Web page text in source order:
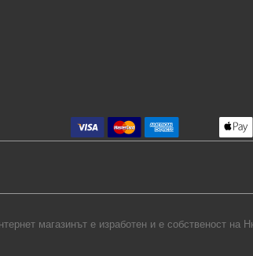
магазинът е изработен и е собственост на